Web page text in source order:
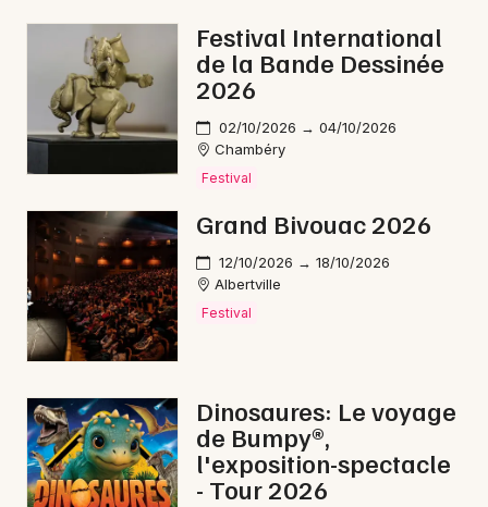
Artistes en tournée
Actus à Bourg-Saint-Maurice
Magazine à Bourg-Saint-Maurice
73 - Savoie
Mon email
Festival International
de la Bande Dessinée
2026
02/10/2026 → 04/10/2026
Chambéry
Festival
Grand Bivouac 2026
12/10/2026 → 18/10/2026
Albertville
Festival
Dinosaures: Le voyage
de Bumpy®,
l'exposition-spectacle
- Tour 2026